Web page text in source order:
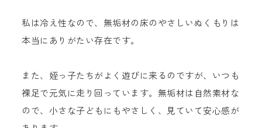
私は冷え性なので、無垢材の床のやさしいぬくもりは
本当にありがたい存在です。
また、姪っ子たちがよく遊びに来るのですが、いつも
裸足で元気に走り回っています。無垢材は自然素材な
ので、小さな子どもにもやさしく、見ていて安心感が